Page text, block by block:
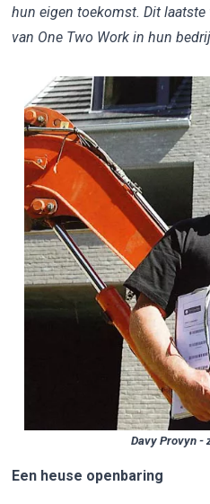
hun eigen toekomst. Dit
van One Two Work in hun
Davy Provyn -
Een heuse openbaring